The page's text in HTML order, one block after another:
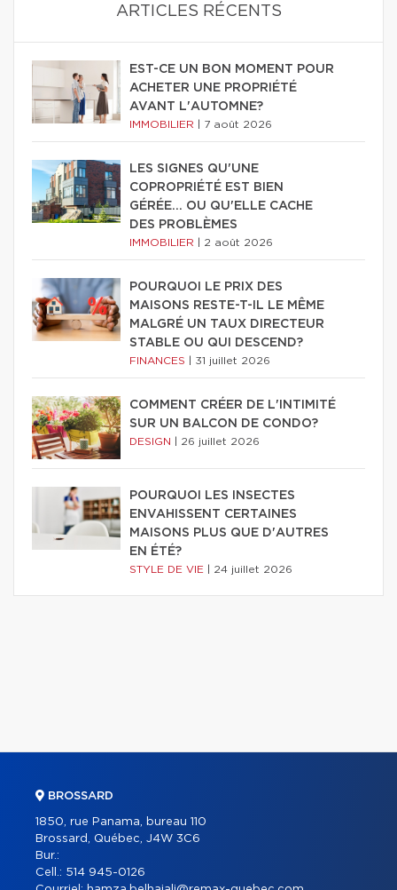
ARTICLES RÉCENTS
EST-CE UN BON MOMENT POUR
ACHETER UNE PROPRIÉTÉ
AVANT L'AUTOMNE?
IMMOBILIER 7 août 2026
LES SIGNES QU'UNE
COPROPRIÉTÉ EST BIEN
GÉRÉE… OU QU'ELLE CACHE
DES PROBLÈMES
IMMOBILIER 2 août 2026
POURQUOI LE PRIX DES
MAISONS RESTE-T-IL LE MÊME
MALGRÉ UN TAUX DIRECTEUR
STABLE OU QUI DESCEND?
FINANCES 31 juillet 2026
COMMENT CRÉER DE L'INTIMITÉ
SUR UN BALCON DE CONDO?
DESIGN 26 juillet 2026
POURQUOI LES INSECTES
ENVAHISSENT CERTAINES
MAISONS PLUS QUE D'AUTRES
EN ÉTÉ?
STYLE DE VIE 24 juillet 2026
BROSSARD
1850, rue Panama, bureau 110
Brossard, Québec, J4W 3C6
Bur.:
Cell.: 514 945-0126